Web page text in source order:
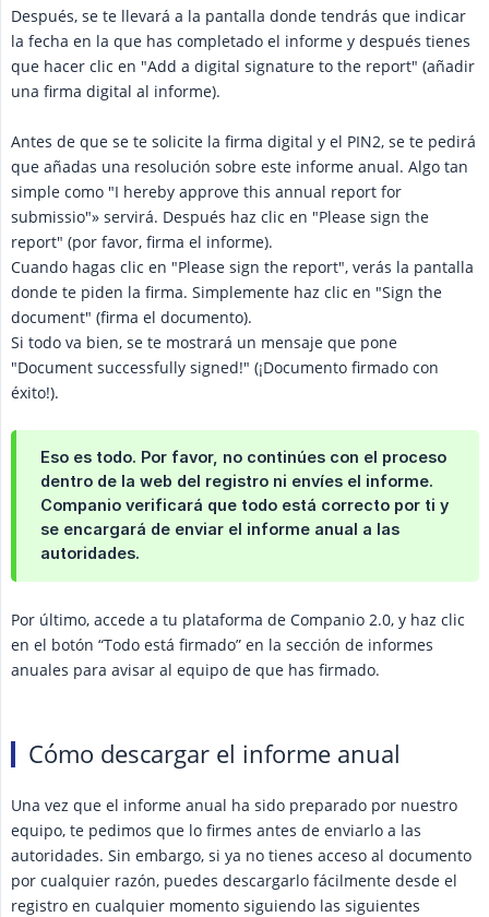
Después, se te llevará a la pantalla donde tendrás que indicar
la fecha en la que has completado el informe y después tienes
que hacer clic en "Add a digital signature to the report" (añadir
una firma digital al informe).
Antes de que se te solicite la firma digital y el PIN2, se te pedirá
que añadas una resolución sobre este informe anual. Algo tan
simple como "I hereby approve this annual report for
submissio"» servirá. Después haz clic en "Please sign the
report" (por favor, firma el informe).
Cuando hagas clic en "Please sign the report", verás la pantalla
donde te piden la firma. Simplemente haz clic en "Sign the
document" (firma el documento).
Si todo va bien, se te mostrará un mensaje que pone
"Document successfully signed!" (¡Documento firmado con
éxito!).
Eso es todo. Por favor, no continúes con el proceso
dentro de la web del registro ni envíes el informe.
Companio verificará que todo está correcto por ti y
se encargará de enviar el informe anual a las
autoridades.
Por último, accede a tu plataforma de Companio 2.0, y haz clic
en el botón “Todo está firmado” en la sección de informes
anuales para avisar al equipo de que has firmado.
Cómo descargar el informe anual
Una vez que el informe anual ha sido preparado por nuestro
equipo, te pedimos que lo firmes antes de enviarlo a las
autoridades. Sin embargo, si ya no tienes acceso al documento
por cualquier razón, puedes descargarlo fácilmente desde el
registro en cualquier momento siguiendo las siguientes